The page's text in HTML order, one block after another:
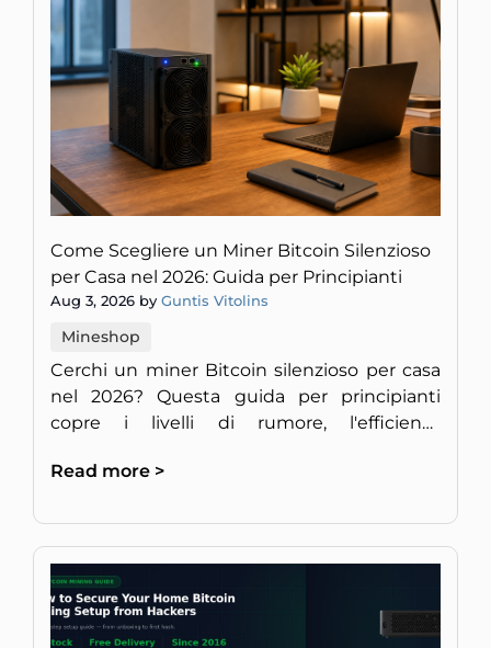
Come Scegliere un Miner Bitcoin Silenzioso
per Casa nel 2026: Guida per Principianti
Aug 3, 2026 by Guntis Vitolins
Mineshop
Cerchi un miner Bitcoin silenzioso per casa
nel 2026? Questa guida per principianti
copre i livelli di rumore, l'efficienza
discreto in Europa.
Read more >